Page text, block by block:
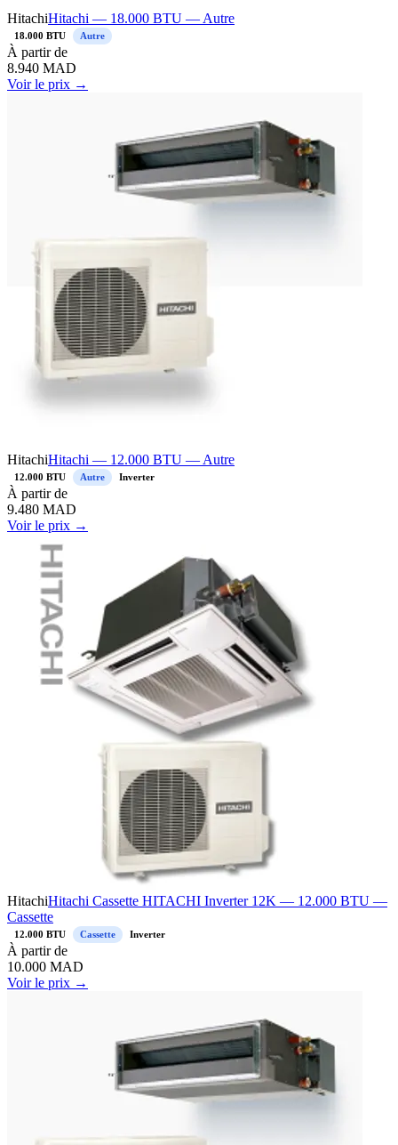
HitachiHitachi — 18.000 BTU — Autre
18.000 BTU Autre
À partir de
8.940 MAD
Voir le prix →
HitachiHitachi — 12.000 BTU — Autre
12.000 BTU Autre Inverter
À partir de
9.480 MAD
Voir le prix →
HitachiHitachi Cassette HITACHI Inverter 12K — 12.000 BTU —
Cassette
12.000 BTU Cassette Inverter
À partir de
10.000 MAD
Voir le prix →